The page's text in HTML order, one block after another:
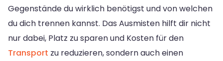
Gegenstände du wirklich benötigst und von welchen
du dich trennen kannst. Das Ausmisten hilft dir nicht
nur dabei, Platz zu sparen und Kosten für den
Transport zu reduzieren, sondern auch einen